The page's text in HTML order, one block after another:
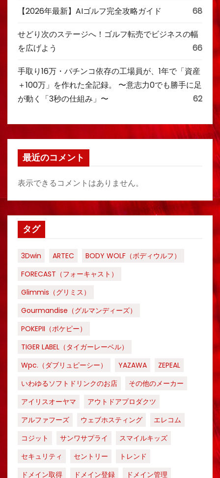
【2026年最新】AIゴルフ完全攻略ガイド 68
せどり次のステージへ！ゴルフ転売でビジネスの幅
を広げよう
66
手取り16万・パチンコ依存の工場員が、1年で「資産
＋100万」を作れた全記録。 〜意志力0でも勝手に足
が動く「3秒の仕組み」〜
62
最近のコメント
表示できるコメントはありません。
タグ
3Dwin ARTEC
BODY WOLF（ボディウルフ）
FORECAST（フォーキャスト）
Glimmis（グリミス）
Gourmandise（グルマンディーズ）
POKEPII（ポケピー）
TIGER LABEL（タイガーレーベル）
Wpc.（ダブリュピーシー）
YAZAWA
ZEPEAL
いわゆるソフトドリンクのお店
その他のメーカー
アイリスオーヤマ
アウトドアプロダクツ
アルファフーズ
ウェブホスティング
エレコム
コジット
サンワサプライ
スマイルキッズ
セキュリティ
セントリー
トレンド
ドメイン取得
ドメイン登録 ドメイン管理